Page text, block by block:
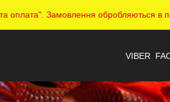
оплата". Замовлення обробляються в
VIBER